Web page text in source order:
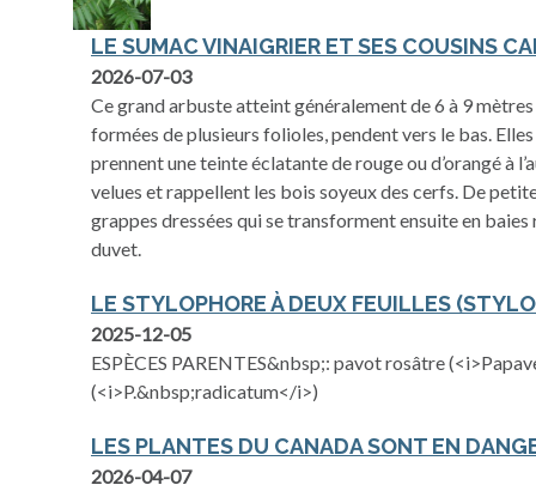
LE SUMAC VINAIGRIER ET SES COUSINS
2026-07-03
Ce grand arbuste atteint généralement de 6 à 9
formées de plusieurs folioles, pendent vers le bas.
prennent une teinte éclatante de rouge ou d’orangé à
velues et rappellent les bois soyeux des cerfs. De
grappes dressées qui se transforment ensuite en
duvet.
LE STYLOPHORE À DEUX FEUILLES
2025-12-05
ESPÈCES PARENTES&nbsp;: pavot rosâtre
(<i>P.&nbsp;radicatum</i>)
LES PLANTES DU CANADA SONT EN
2026-04-07